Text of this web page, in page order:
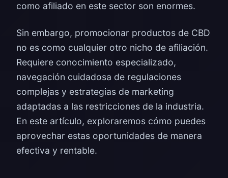
como afiliado en este sector son enormes.
Sin embargo, promocionar productos de CBD
no es como cualquier otro nicho de afiliación.
Requiere conocimiento especializado,
navegación cuidadosa de regulaciones
complejas y estrategias de marketing
adaptadas a las restricciones de la industria.
En este artículo, exploraremos cómo puedes
aprovechar estas oportunidades de manera
efectiva y rentable.